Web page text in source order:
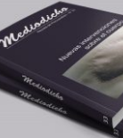
DETALLES